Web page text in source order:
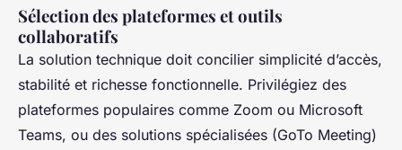
Sélection des plateformes et outils
collaboratifs
La solution technique doit concilier simplicité d’accès,
stabilité et richesse fonctionnelle. Privilégiez des
plateformes populaires comme Zoom ou Microsoft
Teams, ou des solutions spécialisées (GoTo Meeting)